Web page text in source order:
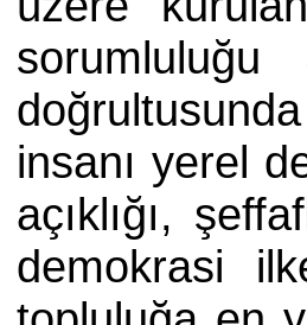
insanı yerel
açıklığı,
demokrasi